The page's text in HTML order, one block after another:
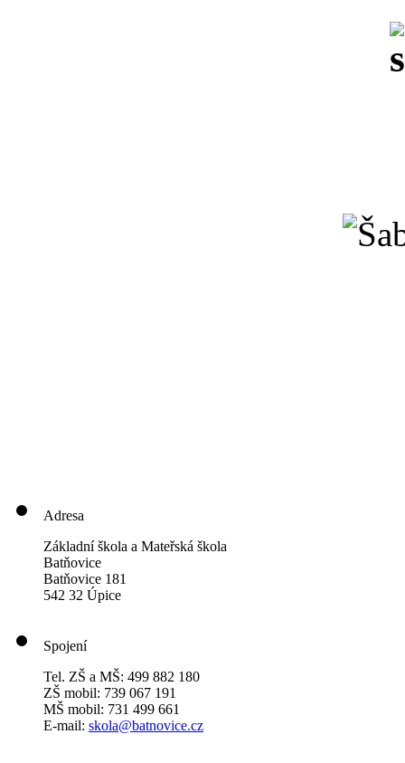
Adresa
Základní škola a Mateřská škola
Batňovice
Batňovice 181
542 32 Úpice
Spojení
Tel. ZŠ a MŠ: 499 882 180
ZŠ mobil: 739 067 191
MŠ mobil: 731 499 661
E-mail: skola@batnovice.cz